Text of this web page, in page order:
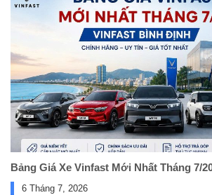
Bảng Giá Xe Vinfast Mới Nhất Tháng 7/
6 Tháng 7, 2026